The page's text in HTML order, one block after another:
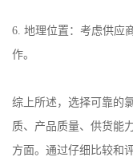
6. 地理位置：考虑供应
作。
综上所述，选择可靠的
质、产品质量、供货能
方面。通过仔细比较和